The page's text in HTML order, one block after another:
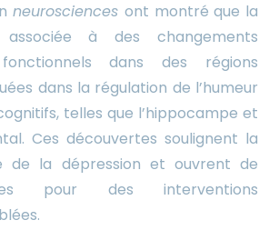
neurosciences ont montré que la
à des changements
dans des régions
dans la régulation de l’humeur
telles que l’hippocampe et
Ces découvertes soulignent la
de la dépression et ouvrent de
pour des interventions